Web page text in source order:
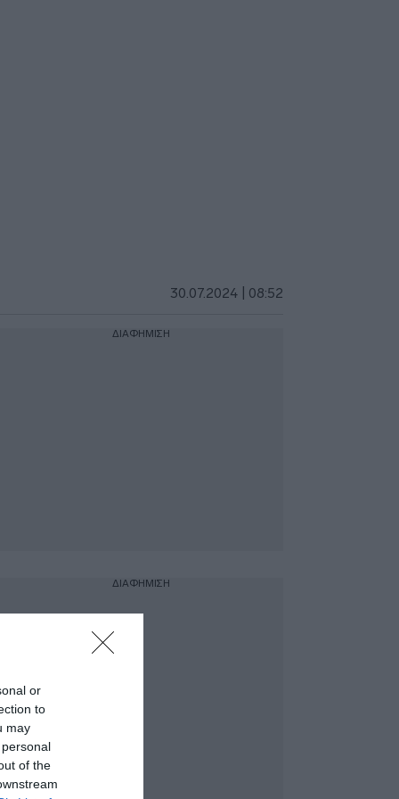
or
to
may
of the
30.07.2024 | 08:52
ΔΙΑΦΗΜΙΣΗ
ΔΙΑΦΗΜΙΣΗ